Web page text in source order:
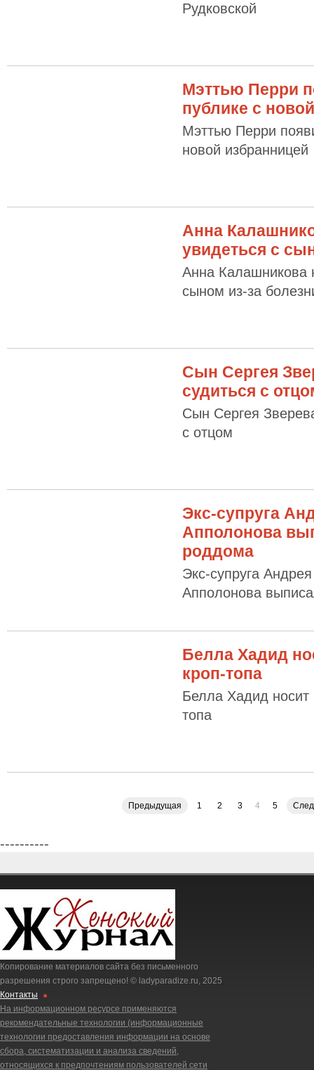
Рудковской
Мэттью Перри
публике с
Мэттью Перри
новой избранницей
Анна
увидеться с
Анна Калашникова
сыном из-за
Сын Сергея
судиться с
Сын Сергея
с отцом
Экс-супруга
Апполонова
роддома
Экс-супруга
Апполонова
Белла Хадид
кроп-топа
Белла Хадид носит
топа
Предыдущая 1 2 3 4 5
----------
Копирование материалов сайта без письменного
разрешения строго запрещено! © ladyparadize.ru, 2025
Контакты
На информационном ресурсе применяются
рекомендательные технологии (информационные
технологии предоставления информации на основе
сбора, систематизации и анализа сведений,
относящихся к предпочтениям пользователей сети